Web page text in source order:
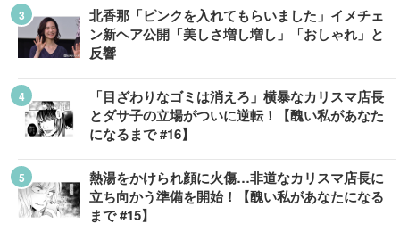
北香那「ピンクを入れてもらいました」イメチェ
ン新ヘア公開「美しさ増し増し」「おしゃれ」と
反響
「目ざわりなゴミは消えろ」横暴なカリスマ店長
とダサ子の立場がついに逆転！【醜い私があなた
になるまで #16】
熱湯をかけられ顔に火傷…非道なカリスマ店長に
立ち向かう準備を開始！【醜い私があなたになる
まで #15】